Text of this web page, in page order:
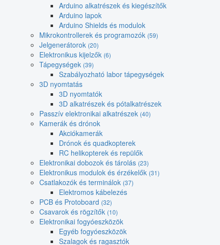
Arduino alkatrészek és kiegészítők
Arduino lapok
Arduino Shields és modulok
Mikrokontrollerek és programozók (59)
Jelgenerátorok (20)
Elektronikus kijelzők (6)
Tápegységek (39)
Szabályozható labor tápegységek
3D nyomtatás
3D nyomtatók
3D alkatrészek és pótalkatrészek
Passzív elektronikai alkatrészek (40)
Kamerák és drónok
Akciókamerák
Drónok és quadkopterek
RC helikopterek és repülők
Elektronikai dobozok és tárolás (23)
Elektronikus modulok és érzékelők (31)
Csatlakozók és terminálok (37)
Elektromos kábelezés
PCB és Protoboard (32)
Csavarok és rögzítők (10)
Elektronikai fogyóeszközök
Egyéb fogyóeszközök
Szalagok és ragasztók